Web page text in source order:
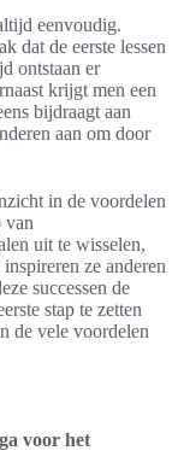
eenvoudig.
dat de eerste lessen
ontstaan er
krijgt men een
bijdraagt aan
aan om door
in de voordelen
van
uit te wisselen,
ze anderen
successen de
stap te zetten
de vele voordelen
voor het